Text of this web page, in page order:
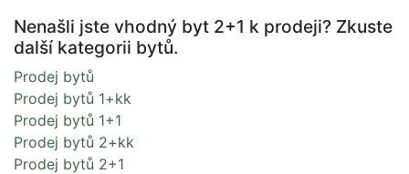
Nenašli jste vhodný byt 2+1 k prodeji? Zkuste
další kategorii bytů.
Prodej bytů
Prodej bytů 1+kk
Prodej bytů 1+1
Prodej bytů 2+kk
Prodej bytů 2+1